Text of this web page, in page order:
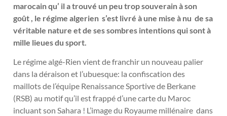
marocain qu’ il a trouvé un peu trop souverain à son
goût , le régime algerien s’est livré à une mise à nu de sa
véritable nature et de ses sombres intentions qui sont à
mille lieues du sport.
Le régime algé-Rien vient de franchir un nouveau palier
dans la déraison et l’ubuesque: la confiscation des
maillots de l’équipe Renaissance Sportive de Berkane
(RSB) au motif qu’il est frappé d’une carte du Maroc
incluant son Sahara ! L’image du Royaume millénaire dans